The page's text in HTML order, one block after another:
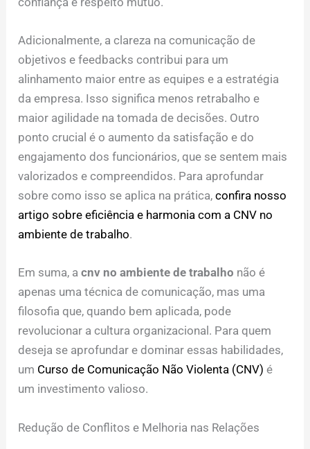
Adicionalmente, a clareza na comunicação de
objetivos e feedbacks contribui para um
alinhamento maior entre as equipes e a estratégia
da empresa. Isso significa menos retrabalho e
maior agilidade na tomada de decisões. Outro
ponto crucial é o aumento da satisfação e do
engajamento dos funcionários, que se sentem mais
valorizados e compreendidos. Para aprofundar
sobre como isso se aplica na prática,confira nosso
artigo sobre eficiência e harmonia com a CNV no
ambiente de trabalho.
Em suma, acnv no ambiente de trabalho não é
apenas uma técnica de comunicação, mas uma
filosofia que, quando bem aplicada, pode
revolucionar a cultura organizacional. Para quem
deseja se aprofundar e dominar essas habilidades,
um Curso de Comunicação Não Violenta (CNV) é
um investimento valioso.
Redução de Conflitos e Melhoria nas Relações